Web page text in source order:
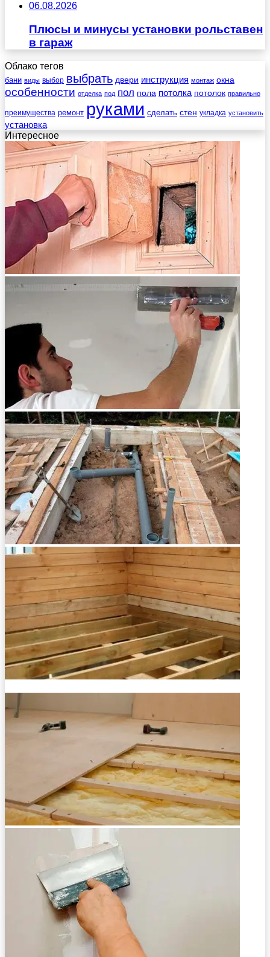
06.08.2026
Плюсы и минусы установки рольставен
в гараж
Облако тегов
бани виды выбор выбрать двери инструкция монтаж окна
особенности отделка под пол пола потолка потолок правильно
преимущества ремонт руками сделать стен укладка установить
установка
Интересное